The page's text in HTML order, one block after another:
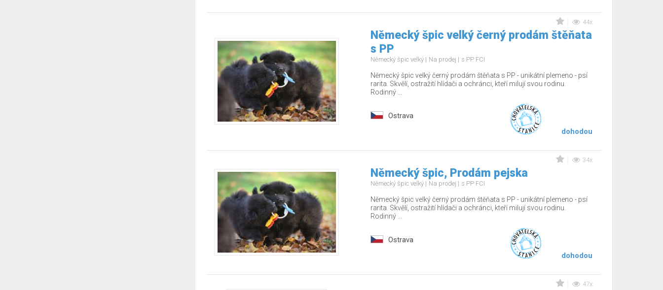
44x
Německý špic velký černý prodám štěňata
s PP
Německý špic velký Na prodej s PP FCI
Německý špic velký černý prodám štěňata s PP - unikátní plemeno - psí
rarita. Skvělí, ostražití hlídači a ochránci, kteří milují svou rodinu.
Rodinný ...
Ostrava
dohodou
34x
Německý špic, Prodám pejska
Německý špic velký Na prodej s PP FCI
Německý špic velký černý prodám štěňata s PP - unikátní plemeno - psí
rarita. Skvělí, ostražití hlídači a ochránci, kteří milují svou rodinu.
Rodinný ...
Ostrava
dohodou
47x